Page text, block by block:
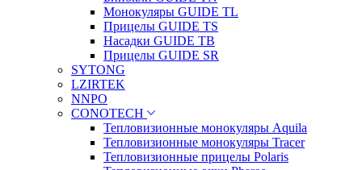
Монокуляры GUIDE TL
Прицелы GUIDE TS
Насадки GUIDE TB
Прицелы GUIDE SR
SYTONG
LZIRTEK
NNPO
CONOTECH
Тепловизионные монокуляры Aquila
Тепловизионные монокуляры Tracer
Тепловизионные прицелы Polaris